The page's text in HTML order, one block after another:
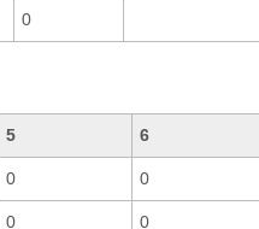
0
5 6
0 0
0 0